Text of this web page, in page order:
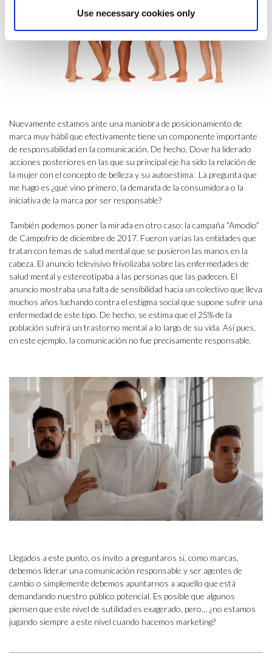
Use necessary cookies only
Nuevamente estamos ante una maniobra de posicionamiento de
marca muy hábil que efectivamente tiene un componente importante
de responsabilidad en la comunicación. De hecho, Dove ha liderado
acciones posteriores en las que su principal eje ha sido la relación de
la mujer con el concepto de belleza y su autoestima. La pregunta que
me hago es ¿qué vino primero, la demanda de la consumidora o la
iniciativa de la marca por ser responsable?
También podemos poner la mirada en otro caso: la campaña “Amodio”
de Campofrío de diciembre de 2017. Fueron varias las entidades que
tratan con temas de salud mental que se pusieron las manos en la
cabeza. El anuncio televisivo frivolizaba sobre las enfermedades de
salud mental y estereotipaba a las personas que las padecen. El
anuncio mostraba una falta de sensibilidad hacia un colectivo que lleva
muchos años luchando contra el estigma social que supone sufrir una
enfermedad de este tipo. De hecho, se estima que el 25% de la
población sufrirá un trastorno mental a lo largo de su vida. Así pues,
en este ejemplo, la comunicación no fue precisamente responsable.
Llegados a este punto, os invito a preguntaros si, como marcas,
debemos liderar una comunicación responsable y ser agentes de
cambio o simplemente debemos apuntarnos a aquello que está
demandando nuestro público potencial. Es posible que algunos
piensen que este nivel de sutilidad es exagerado, pero… ¿no estamos
jugando siempre a este nivel cuando hacemos marketing?